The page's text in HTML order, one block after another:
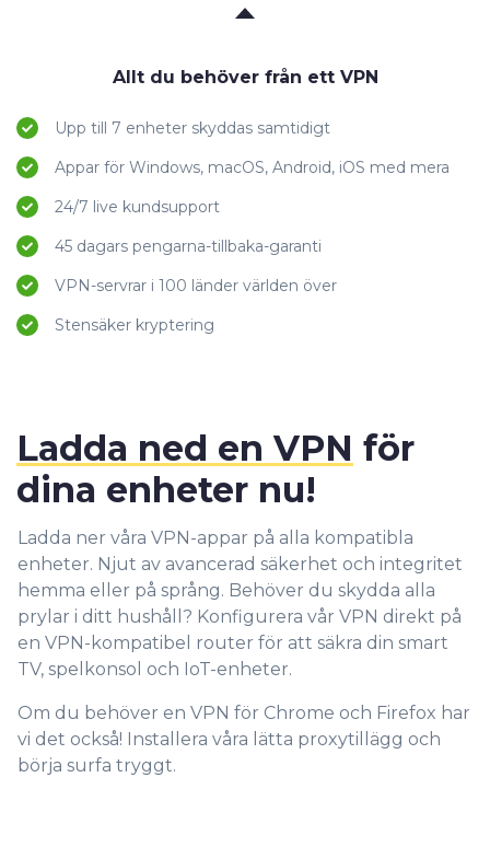
Allt du behöver från ett VPN
Upp till 7 enheter skyddas samtidigt
Appar för Windows, macOS, Android, iOS med mera
24/7 live kundsupport
45 dagars pengarna-tillbaka-garanti
VPN-servrar i 100 länder världen över
Stensäker kryptering
Ladda ned en VPN för
dina enheter nu!
Ladda ner våra VPN-appar på alla kompatibla
enheter. Njut av avancerad säkerhet och integritet
hemma eller på språng. Behöver du skydda alla
prylar i ditt hushåll? Konfigurera vår VPN direkt på
en VPN-kompatibel router för att säkra din smart
TV, spelkonsol och IoT-enheter.
Om du behöver en VPN för Chrome och Firefox har
vi det också! Installera våra lätta proxytillägg och
börja surfa tryggt.